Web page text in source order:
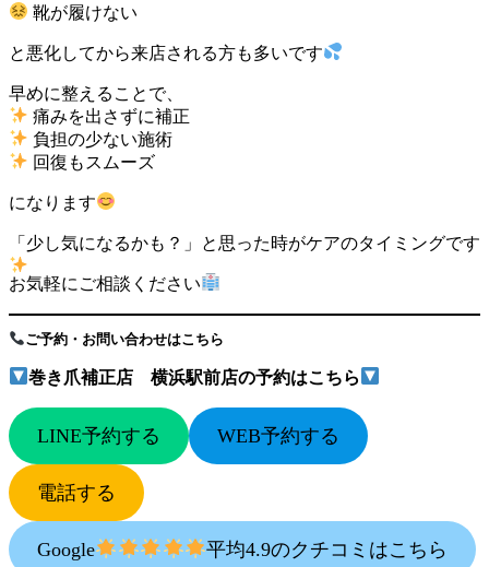
靴が履けない
と悪化してから来店される方も多いです
早めに整えることで、
痛みを出さずに補正
負担の少ない施術
回復もスムーズ
になります
「少し気になるかも？」と思った時がケアのタイミングです
お気軽にご相談ください
ご予約・お問い合わせはこちら
巻き爪補正店 横浜駅前店の予約はこちら
LINE予約する WEB予約する
電話する
Google 平均4.9のクチコミはこちら